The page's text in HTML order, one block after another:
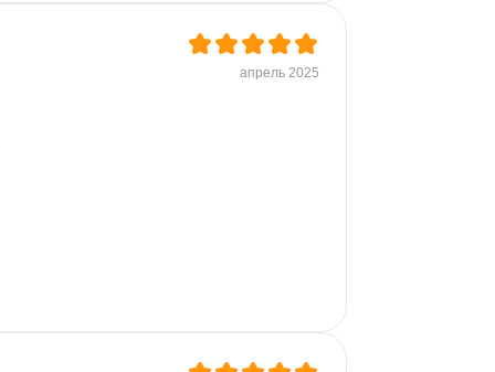
апрель 2025